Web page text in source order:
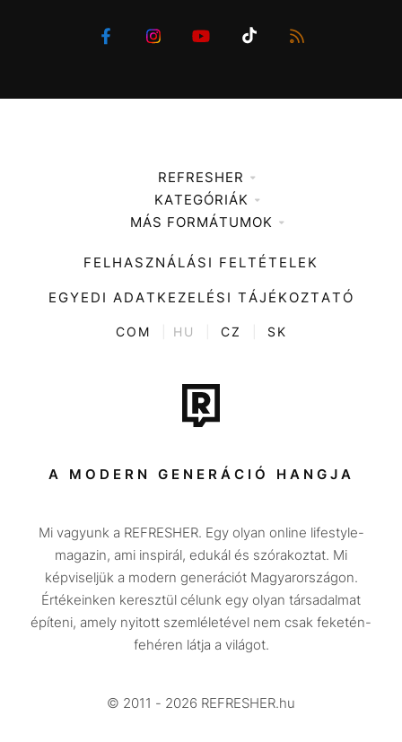
REFRESHER
Médiaajánlat
KATEGÓRIÁK
Zene
Divat
Kultúra
ENTR
Tech-Tudomány
Sport
Társadalom
Utazás
Életmód
Design
Beszélgetések
Videó
MÁS FORMÁTUMOK
FELHASZNÁLÁSI FELTÉTELEK
EGYEDI ADATKEZELÉSI TÁJÉKOZTATÓ
COM HU CZ SK
A MODERN GENERÁCIÓ HANGJA
Mi vagyunk a REFRESHER. Egy olyan online lifestyle-
magazin, ami inspirál, edukál és szórakoztat. Mi
képviseljük a modern generációt Magyarországon.
Értékeinken keresztül célunk egy olyan társadalmat
építeni, amely nyitott szemléletével nem csak feketén-
fehéren látja a világot.
© 2011 - 2026 REFRESHER.hu